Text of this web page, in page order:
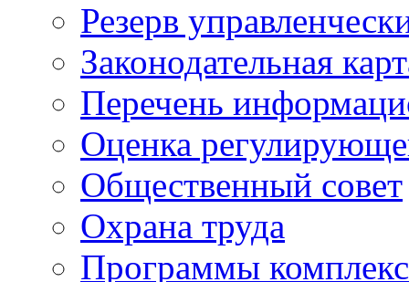
Резерв
Законодательная
Перечень
Оценка
Общественный совет
Охрана труда
Программы